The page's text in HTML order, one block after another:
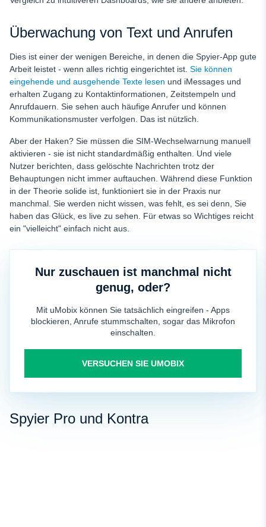
Überwachung von Text und Anrufen
Dies ist einer der wenigen Bereiche, in denen die Spyier-App gute
Arbeit leistet - wenn alles richtig eingerichtet ist. Sie können
eingehende und ausgehende Texte lesen und iMessages und
erhalten Zugang zu Kontaktinformationen, Zeitstempeln und
Anrufdauern. Sie sehen auch häufige Anrufer und können
Kommunikationsmuster verfolgen. Das ist nützlich.
Aber der Haken? Sie müssen die SIM-Wechselwarnung manuell
aktivieren - sie ist nicht standardmäßig enthalten. Und viele
Nutzer berichten, dass gelöschte Nachrichten trotz der
Behauptungen nicht immer auftauchen. Während diese Funktion
in der Theorie solide ist, funktioniert sie in der Praxis nur
manchmal. Sie werden nicht wissen, was fehlt, es sei denn, Sie
haben das Glück, es live zu sehen. Für etwas so Wichtiges reicht
ein "vielleicht" einfach nicht aus.
Nur zuschauen ist manchmal nicht
genug, oder?
Mit uMobix können Sie tatsächlich eingreifen - Apps
blockieren, Anrufe stummschalten, sogar das Mikrofon
einschalten.
VERSUCHEN SIE UMOBIX
Spyier Pro und Kontra